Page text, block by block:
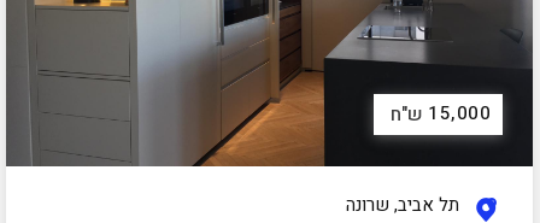
15,000 ש"ח
תל אביב, שרונה